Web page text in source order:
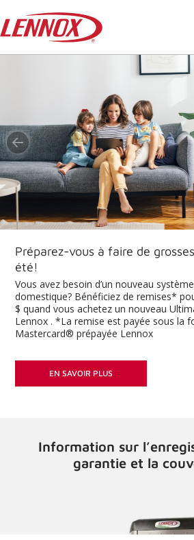
vous à faire de grosses
besoin d’un nouveau système de
Bénéficiez de remises* pouvant
vous achetez un nouveau Ultimate
. *La remise est payée sous la forme
prépayée Lennox
EN SAVOIR PLUS
Précédent
Information sur
garantie et la